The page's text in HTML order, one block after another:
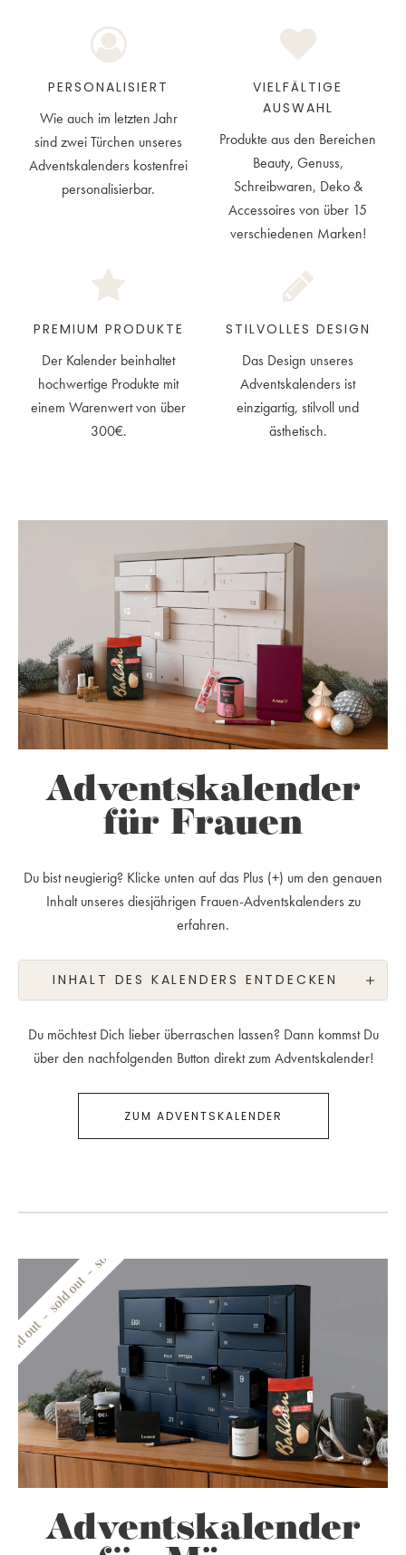
PERSONALISIERT
Wie auch im letzten Jahr
sind zwei Türchen unseres
Adventskalenders kostenfrei
personalisierbar.
VIELFÄLTIGE
AUSWAHL
Produkte aus den Bereichen
Beauty, Genuss,
Schreibwaren, Deko &
Accessoires von über 15
verschiedenen Marken!
PREMIUM PRODUKTE
Der Kalender beinhaltet
hochwertige Produkte mit
einem Warenwert von über
300€.
STILVOLLES DESIGN
Das Design unseres
Adventskalenders ist
einzigartig, stilvoll und
ästhetisch.
Adventskalender
für Frauen
Du bist neugierig? Klicke unten auf das Plus (+) um den genauen
Inhalt unseres diesjährigen Frauen-Adventskalenders zu
erfahren.
INHALT DES KALENDERS ENTDECKEN
Du möchtest Dich lieber überraschen lassen? Dann kommst Du
über den nachfolgenden Button direkt zum Adventskalender!
ZUM ADVENTSKALENDER
Adventskalender